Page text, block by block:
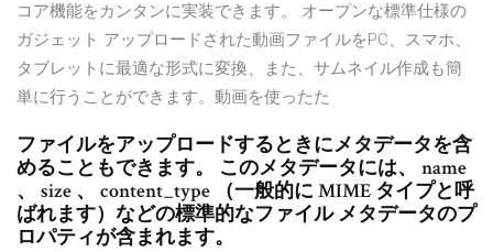
コア機能をカンタンに実装できます。 オープンな標準仕様の
ガジェット アップロードされた動画ファイルをPC、スマホ、
タブレットに最適な形式に変換、また、サムネイル作成も簡
単に行うことができます。動画を使ったた
ファイルをアップロードするときにメタデータを含
めることもできます。 このメタデータには、 name
、 size 、 content_type （一般的に MIME タイプと呼
ばれます）などの標準的なファイル メタデータのプ
ロパティが含まれます。